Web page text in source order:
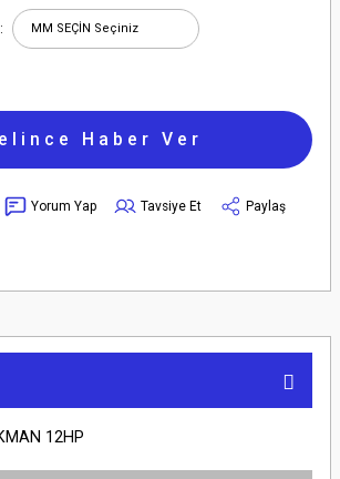
Haber Ver
Yorum Yap Tavsiye Et
Paylaş
12HP